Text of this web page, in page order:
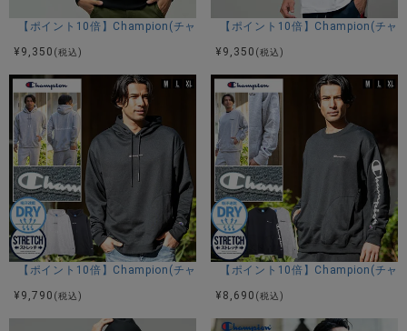
【ポイント10倍】Champion(チャンピオン)ロゴ刺繍入りトレーナー/全3
¥ 9,350 (税込)
【ポイント10倍】Champion(チャ
¥ 9,350 (税込)
【ポイント10倍】Champion(チャンピオン)テックウィーブフーデッド長
¥ 9,790 (税込)
【ポイント10倍】Champion(チャ
¥ 8,690 (税込)